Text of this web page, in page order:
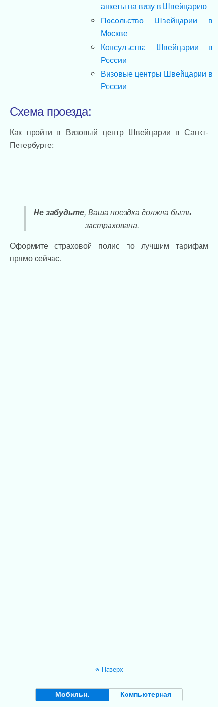
анкеты на визу в Швейцарию
Посольство Швейцарии в
Москве
Консульства Швейцарии в
России
Визовые центры Швейцарии в
России
Схема проезда:
Как пройти в Визовый центр Швейцарии в Санкт-
Петербурге:
Не забудьте, Ваша поездка должна быть
застрахована.
Оформите страховой полис по лучшим тарифам
прямо сейчас.
Наверх
Мобильн. Компьютерная